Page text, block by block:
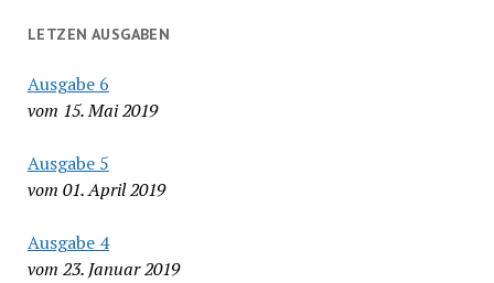
LETZEN AUSGABEN
Ausgabe 6
vom 15. Mai 2019
Ausgabe 5
vom 01. April 2019
Ausgabe 4
vom 23. Januar 2019